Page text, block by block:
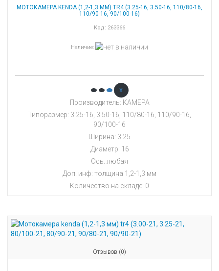
МОТОКАМЕРА KENDA (1,2-1,3 ММ) TR4 (3.25-16, 3.50-16, 110/80-16,
110/90-16, 90/100-16)
Код: 263366
Наличие:
x
Производитель: КАМЕРА
Типоразмер: 3.25-16, 3.50-16, 110/80-16, 110/90-16,
90/100-16
Ширина: 3.25
Диаметр: 16
Ось: любая
Доп. инф: толщина 1,2-1,3 мм
Количество на складе: 0
Отзывов (0)